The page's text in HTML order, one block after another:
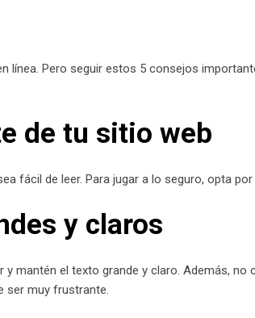
línea. Pero seguir estos 5 consejos
de tu sitio web
fácil de leer. Para jugar a lo seguro, opta
y claros
mantén el texto grande y claro. Además,
ser muy frustrante.